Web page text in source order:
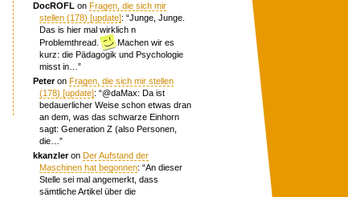
DocROFL onFragen, die sich mir
stellen (178) [update]: “Junge, Junge.
Das is hier mal wirklich n
Problemthread.
Machen wir es
kurz: die Pädagogik und Psychologie
misst in… ”
PeteronFragen, die sich mir stellen
(178) [update]: “@daMax: Da ist
bedauerlicher Weise schon etwas dran
an dem, was das schwarze Einhorn
sagt: Generation Z (also Personen,
die… ”
kkanzleronDer Aufstand der
Maschinen hat begonnen: “An dieser
Stelle sei mal angemerkt, dass
sämtliche Artikel über die